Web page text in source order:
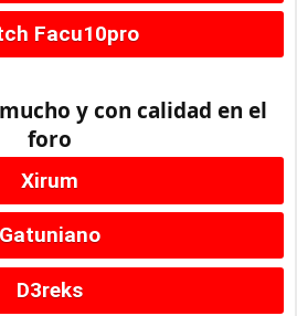
Facu10pro
y con calidad en el
foro
Xirum
Gatuniano
D3reks